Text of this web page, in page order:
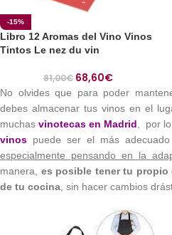
-15%
Libro 12 Aromas del Vino Vinos
Tintos Le nez du vin
81,00€ 68,60€
No olvides que para poder
debes almacenar tus vinos en el
muchas vinotecas en Madrid , por
vinos puede ser el más
especialmente pensando en la
manera, es posible tener tu
de tu cocina , sin hacer cambios